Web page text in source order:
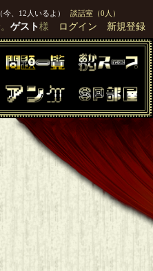
（今、12人いるよ） 談話室（0人）
ゲスト様 ログイン 新規登録